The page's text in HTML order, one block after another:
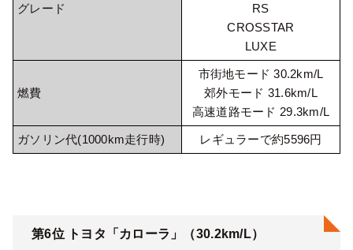
グレード
RS
CROSSTAR
LUXE
燃費
市街地モード 30.2km/L
郊外モード 31.6km/L
高速道路モード 29.3km/L
ガソリン代(1000km走行時) レギュラーで約5596円
第6位 トヨタ「カローラ」（30.2km/L）